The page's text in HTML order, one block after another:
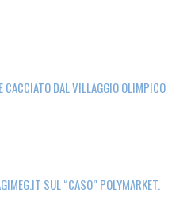
CACCIATO DAL VILLAGGIO OLIMPICO
SUL “CASO” POLYMARKET.